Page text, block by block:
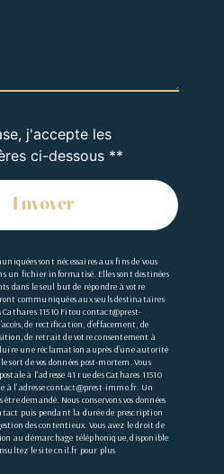
j'accepte les
ci-dessous **
Envoyer
sont nécessaires aux fins de vous
un fichier informatisé. Elles sont destinées
dans le seul but de répondre à votre
communiquées aux seuls destinataires
11510 Fitou contact@prest-
de rectification, d’effacement, de
de retrait de votre consentement à
une réclamation auprès d’une autorité
sort de vos données post-mortem. Vous
à l'adresse 41 rue des Cathares 11510
à l'adresse contact@prest-immo.fr. Un
demandé. Nous conservons vos données
puis pendant la durée de prescription
des contentieux. Vous avez le droit de
au démarchage téléphonique, disponible
le site cnil.fr pour plus